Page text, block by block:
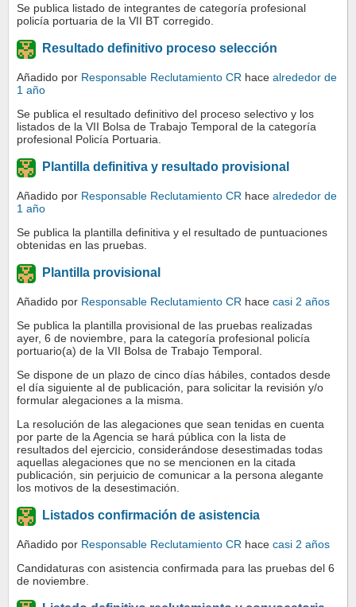
Se publica listado de integrantes de categoría profesional
policía portuaria de la VII BT corregido.
Resultado definitivo proceso selección
Añadido por Responsable Reclutamiento CR hace alrededor de
1 año
Se publica el resultado definitivo del proceso selectivo y los
listados de la VII Bolsa de Trabajo Temporal de la categoría
profesional Policía Portuaria.
Plantilla definitiva y resultado provisional
Añadido por Responsable Reclutamiento CR hace alrededor de
1 año
Se publica la plantilla definitiva y el resultado de puntuaciones
obtenidas en las pruebas.
Plantilla provisional
Añadido por Responsable Reclutamiento CR hace casi 2 años
Se publica la plantilla provisional de las pruebas realizadas
ayer, 6 de noviembre, para la categoría profesional policía
portuario(a) de la VII Bolsa de Trabajo Temporal.
Se dispone de un plazo de cinco días hábiles, contados desde
el día siguiente al de publicación, para solicitar la revisión y/o
formular alegaciones a la misma.
La resolución de las alegaciones que sean tenidas en cuenta
por parte de la Agencia se hará pública con la lista de
resultados del ejercicio, considerándose desestimadas todas
aquellas alegaciones que no se mencionen en la citada
publicación, sin perjuicio de comunicar a la persona alegante
los motivos de la desestimación.
Listados confirmación de asistencia
Añadido por Responsable Reclutamiento CR hace casi 2 años
Candidaturas con asistencia confirmada para las pruebas del 6
de noviembre.